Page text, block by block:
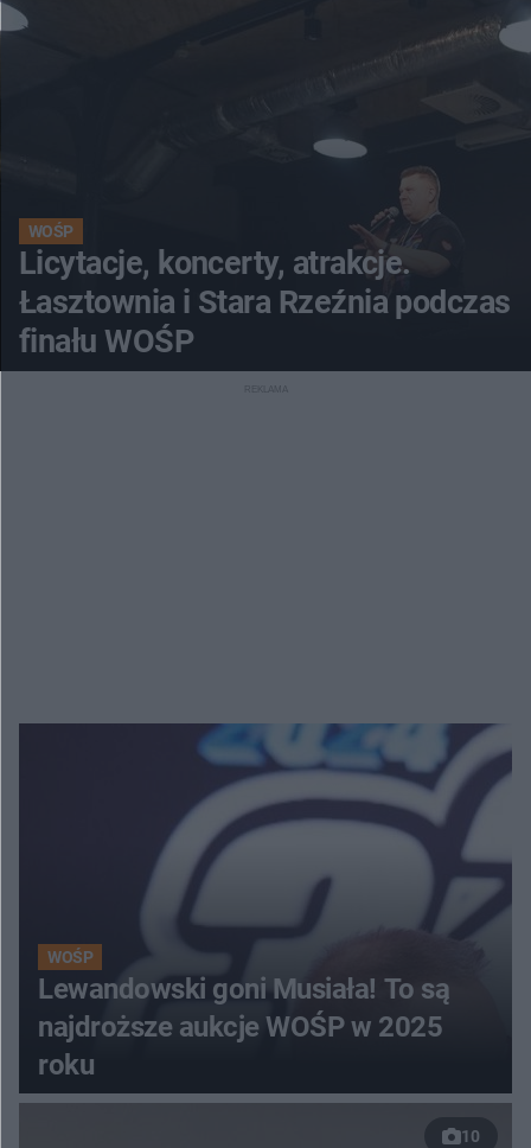
WOŚP
Licytacje, koncerty, atrakcje.
Łasztownia i Stara Rzeźnia podczas
finału WOŚP
WOŚP
Lewandowski goni Musiała! To są
najdroższe aukcje WOŚP w 2025
roku
10